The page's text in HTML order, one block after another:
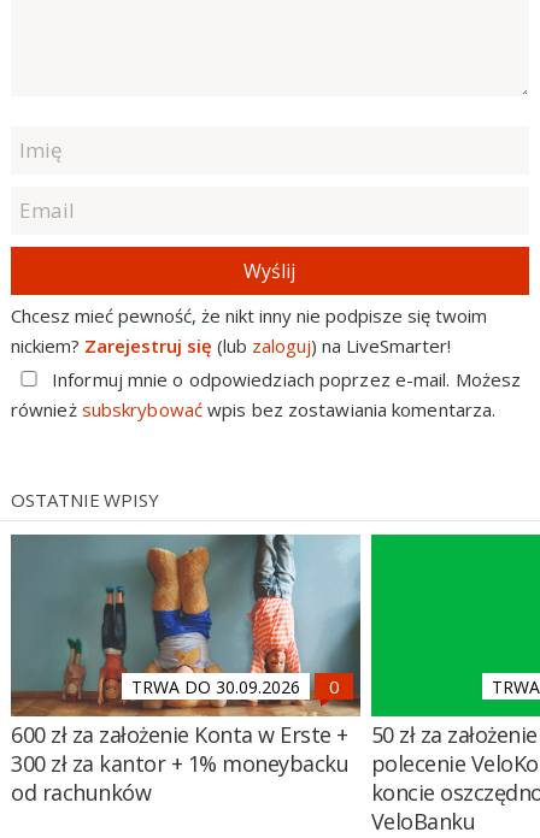
Wyślij
Chcesz mieć pewność, że nikt inny nie podpisze się twoim
nickiem? Zarejestruj się (lub zaloguj) na LiveSmarter!
Informuj mnie o odpowiedziach poprzez e-mail. Możesz
również subskrybowaćwpis bez zostawiania komentarza.
OSTATNIE WPISY
TRWA DO 30.09.2026
600 zł za założenie Konta w Erste +
300 zł za kantor + 1% moneybacku
od rachunków
50 zł za
polecenie
koncie
VeloBanku